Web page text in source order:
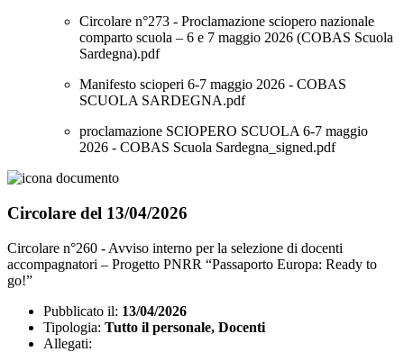
Circolare n°273 - Proclamazione sciopero nazionale
comparto scuola – 6 e 7 maggio 2026 (COBAS Scuola
Sardegna).pdf
Manifesto scioperi 6-7 maggio 2026 - COBAS
SCUOLA SARDEGNA.pdf
proclamazione SCIOPERO SCUOLA 6-7 maggio
2026 - COBAS Scuola Sardegna_signed.pdf
Circolare del 13/04/2026
Circolare n°260 - Avviso interno per la selezione di docenti
accompagnatori – Progetto PNRR “Passaporto Europa: Ready to
go!”
Pubblicato il: 13/04/2026
Tipologia: Tutto il personale, Docenti
Allegati: